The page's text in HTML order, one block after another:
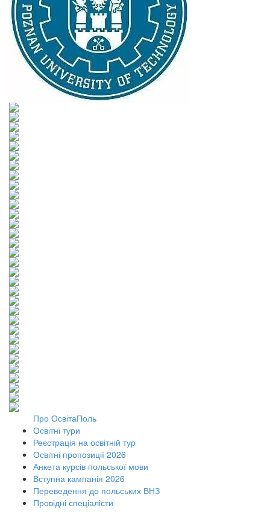
Про ОсвітаПоль
Освітні тури
Реєстрація на освітній тур
Освітні пропозиції 2026
Анкета курсів польської мови
Вступна кампанія 2026
Переведення до польських ВНЗ
Провідні спеціалісти